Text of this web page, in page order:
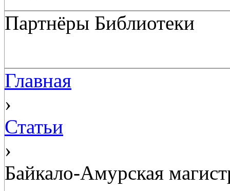
Партнёры Библиотеки
Главная
›
Статьи
›
Байкало-Амурская